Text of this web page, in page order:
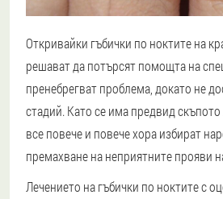
Откривайки гъбички по ноктите на
решават да потърсят помощта на
пренебрегват проблема, докато не
стадий. Като се има предвид скъпото
все повече и повече хора избират
премахване на неприятните прояви
Лечението на гъбички по ноктите с